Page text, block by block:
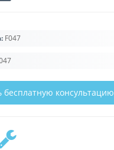
F047
бесплатную консультацию